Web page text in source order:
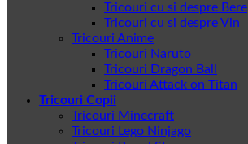
Tricouri cu si despre Bere
Tricouri cu si despre Vin
Tricouri Anime
Tricouri Naruto
Tricouri Dragon Ball
Tricouri Attack on Titan
Tricouri Copii
Tricouri Minecraft
Tricouri Lego Ninjago